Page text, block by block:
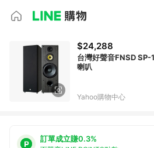
$24,288
台灣好聲音FNSD
喇叭
Yahoo購物中心
訂單成立賺0.3%